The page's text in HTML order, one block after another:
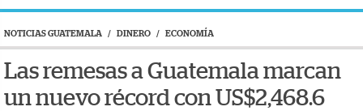
NOTICIAS GUATEMALA / DINERO / ECONOMÍA
Las remesas a Guatemala marcan
un nuevo récord con US$2,468.6